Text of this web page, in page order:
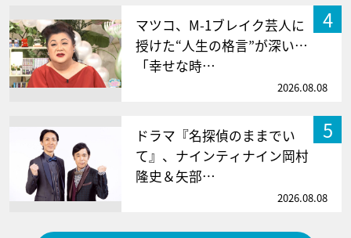
4
マツコ、M-1ブレイク芸人に
授けた“人生の格言”が深い…
「幸せな時…
2026.08.08
5
ドラマ『名探偵のままでい
て』、ナインティナイン岡村
隆史＆矢部…
2026.08.08